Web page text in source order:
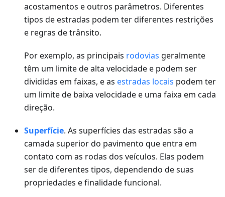
acostamentos e outros parâmetros. Diferentes
tipos de estradas podem ter diferentes restrições
e regras de trânsito.
Por exemplo, as principais rodovias geralmente
têm um limite de alta velocidade e podem ser
divididas em faixas, e as estradas locais podem ter
um limite de baixa velocidade e uma faixa em cada
direção.
Superfície. As superfícies das estradas são a
camada superior do pavimento que entra em
contato com as rodas dos veículos. Elas podem
ser de diferentes tipos, dependendo de suas
propriedades e finalidade funcional.